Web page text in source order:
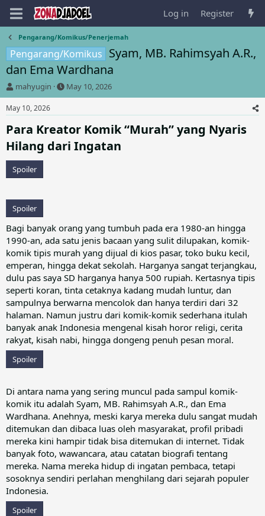
Log in Register
Pengarang/Komikus/Penerjemah
Pengarang/Komikus Syam, MB. Rahimsyah A.R.,
dan Ema Wardhana
T
h
r
e
a
d
s
t
a
r
e
r
mahyugin
S
t
r
t
d
a
May 10, 2026
May 10, 2026
Para Kreator Komik “Murah” yang Nyaris
Hilang dari Ingatan​
Spoiler
Spoiler
Bagi banyak orang yang tumbuh pada era 1980-an hingga
1990-an, ada satu jenis bacaan yang sulit dilupakan, komik-
komik tipis murah yang dijual di kios pasar, toko buku kecil,
emperan, hingga dekat sekolah. Harganya sangat terjangkau,
dulu pas saya SD harganya hanya 500 rupiah. Kertasnya tipis
seperti koran, tinta cetaknya kadang mudah luntur, dan
sampulnya berwarna mencolok dan hanya terdiri dari 32
halaman. Namun justru dari komik-komik sederhana itulah
banyak anak Indonesia mengenal kisah horor religi, cerita
rakyat, kisah nabi, hingga dongeng penuh pesan moral.
Spoiler
Di antara nama yang sering muncul pada sampul komik-
komik itu adalah Syam, MB. Rahimsyah A.R., dan Ema
Wardhana. Anehnya, meski karya mereka dulu sangat mudah
ditemukan dan dibaca luas oleh masyarakat, profil pribadi
mereka kini hampir tidak bisa ditemukan di internet. Tidak
banyak foto, wawancara, atau catatan biografi tentang
mereka. Nama mereka hidup di ingatan pembaca, tetapi
sosoknya sendiri perlahan menghilang dari sejarah populer
Indonesia.
Spoiler